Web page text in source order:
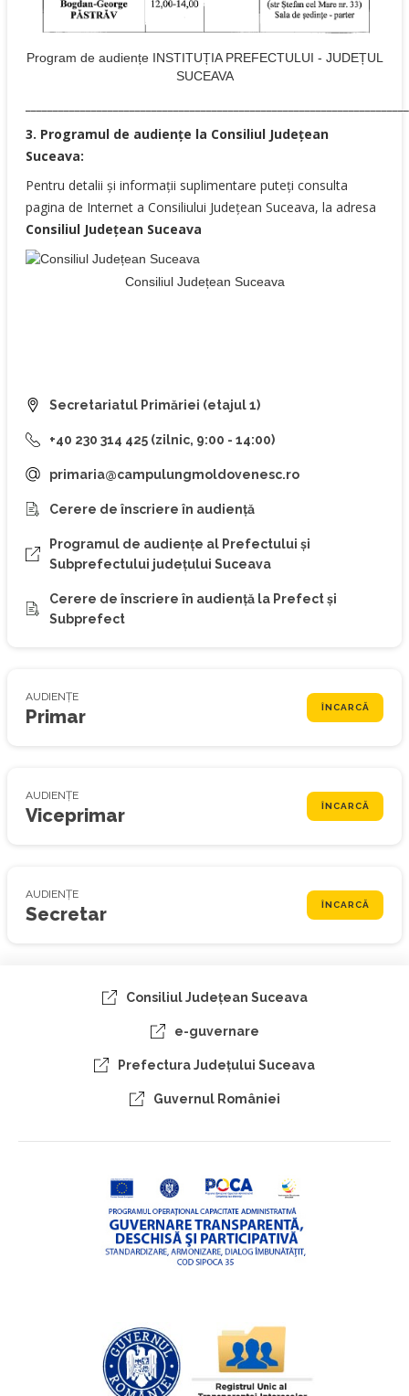
Program de audiențe INSTITUȚIA PREFECTULUI - JUDEȚUL
SUCEAVA
3. Programul de audiențe la Consiliul Județean
Suceava:
Pentru detalii și informaţii suplimentare puteţi consulta
pagina de Internet a Consiliului Județean Suceava, la adresa
Consiliul Județean Suceava
Consiliul Județean Suceava
Secretariatul Primăriei (etajul 1)
+40 230 314 425 (zilnic, 9:00 - 14:00)
primaria@campulungmoldovenesc.ro
Cerere de înscriere în audiență
Programul de audiențe al Prefectului și
Subprefectului județului Suceava
Cerere de înscriere în audiență la Prefect și
Subprefect
AUDIENȚE
Primar ÎNCARCĂ
AUDIENȚE
Viceprimar ÎNCARCĂ
AUDIENȚE
Secretar ÎNCARCĂ
Consiliul Judeţean Suceava
e-guvernare
Prefectura Judeţului Suceava
Guvernul României